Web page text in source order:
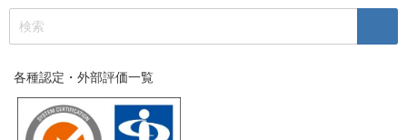
各種認定・外部評価一覧